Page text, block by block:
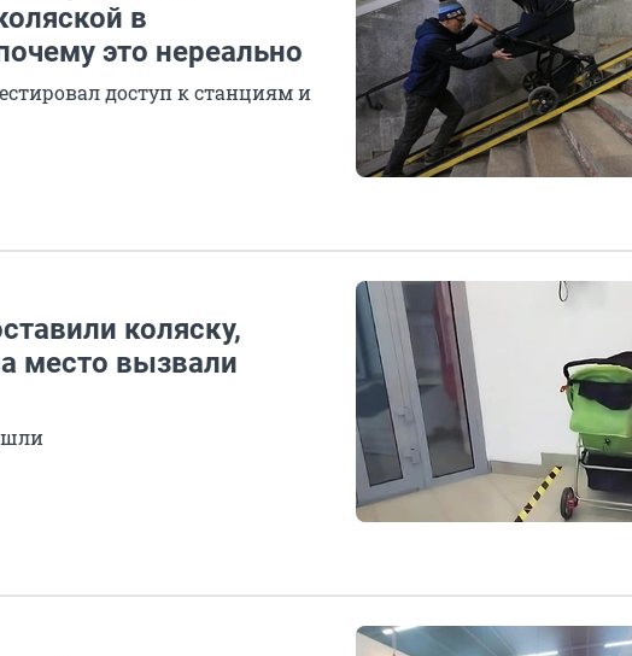
в
это нереально
доступ к станциям и
коляску,
место вызвали